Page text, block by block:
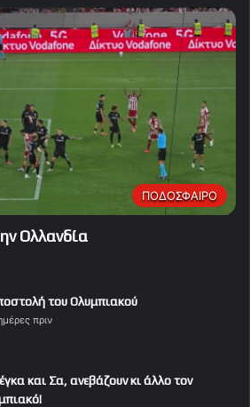
ΠΟΔΟΣΦΑΙΡΟ
Ολλανδία
του Ολυμπιακού
πριν
και Σα, ανεβάζουν κι άλλο τον